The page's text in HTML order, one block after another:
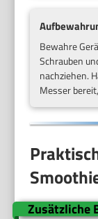
Bewahre
Schrauben
nachziehen.
Messer
Zusätzliche